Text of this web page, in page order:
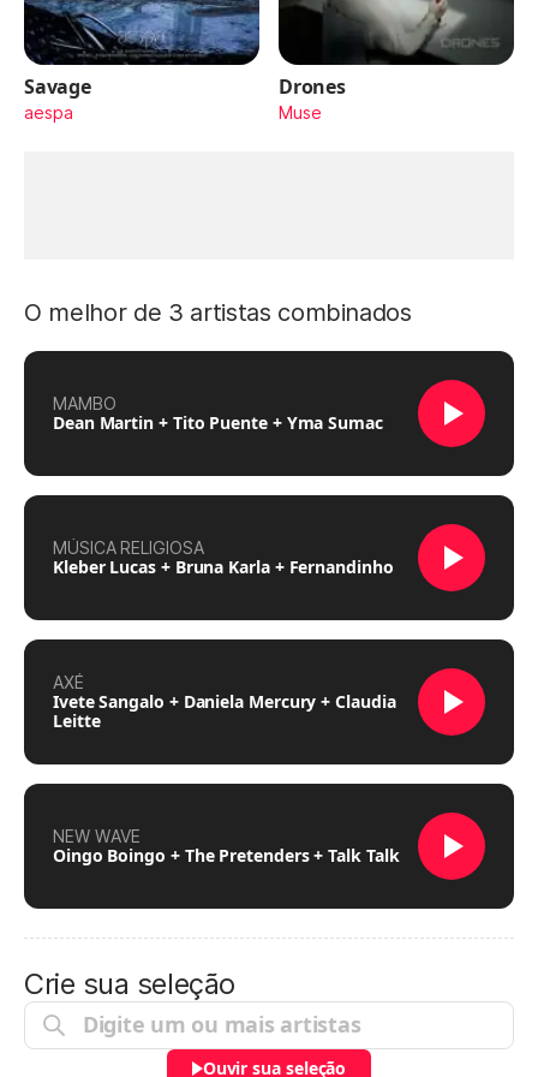
Savage
aespa
Drones
Muse
O melhor de 3 artistas combinados
MAMBO
Dean Martin + Tito Puente + Yma Sumac
MÚSICA RELIGIOSA
Kleber Lucas + Bruna Karla + Fernandinho
AXÉ
Ivete Sangalo + Daniela Mercury + Claudia
Leitte
NEW WAVE
Oingo Boingo + The Pretenders + Talk Talk
Crie sua seleção
Ouvir sua seleção